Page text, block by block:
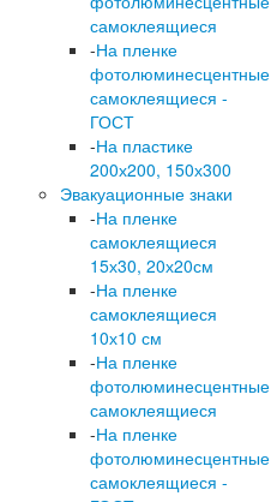
самоклеящиеся
-На пленке
фотолюминесцентные
самоклеящиеся -
ГОСТ
-На пластике
200х200, 150х300
Эвакуационные знаки
-На пленке
самоклеящиеся
15х30, 20х20см
-На пленке
самоклеящиеся
10х10 см
-На пленке
фотолюминесцентные
самоклеящиеся
-На пленке
фотолюминесцентные
самоклеящиеся -